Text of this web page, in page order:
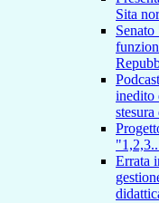
Sita
inedito
Errata